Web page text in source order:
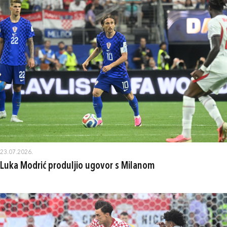
23.07.2026.
Luka Modrić produljio ugovor s Milanom